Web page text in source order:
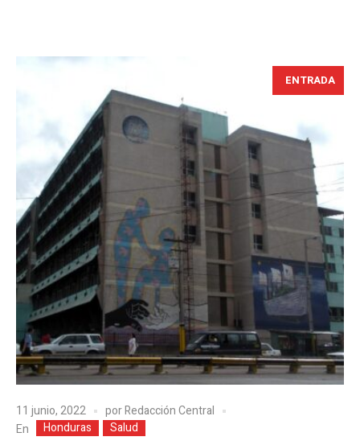
ENTRADA
11 junio, 2022 porRedacción Central
En
Honduras Salud